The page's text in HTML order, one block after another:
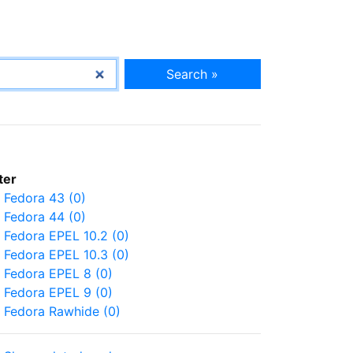
Search »
Fedora 43 (0)
Fedora 44 (0)
Fedora EPEL 10.2 (0)
Fedora EPEL 10.3 (0)
Fedora EPEL 8 (0)
Fedora EPEL 9 (0)
Fedora Rawhide (0)